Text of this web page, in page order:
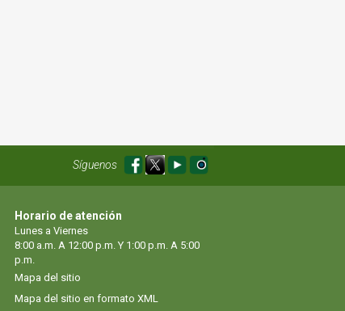
Síguenos
Horario de atención
Lunes a Viernes
8:00 a.m. A 12:00 p.m. Y 1:00 p.m. A 5:00
p.m.
Mapa del sitio
Mapa del sitio en formato XML